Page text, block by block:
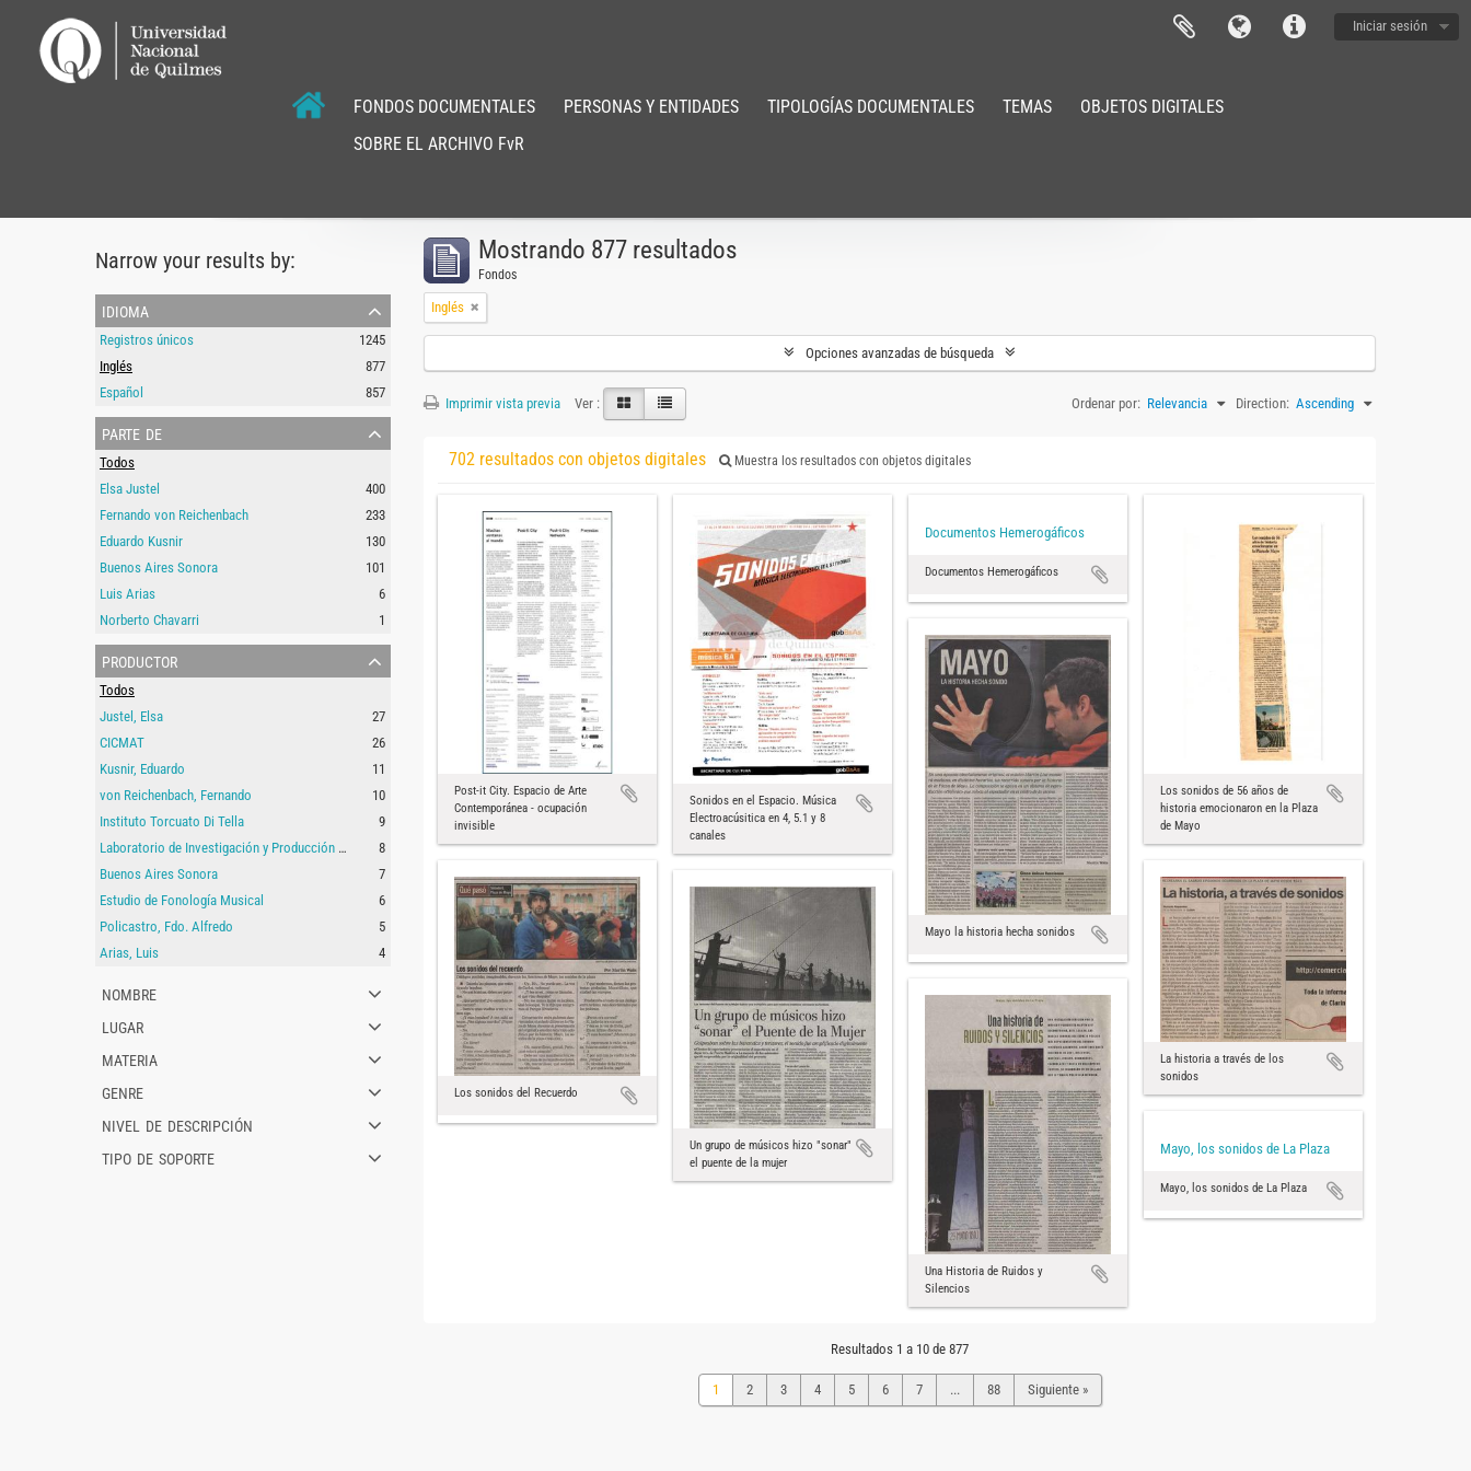
Iniciar sesión
FONDOS DOCUMENTALES PERSONAS Y ENTIDADES TIPOLOGÍAS DOCUMENTALES TEMAS
OBJETOS DIGITALES
SOBRE EL ARCHIVO FvR
Narrow your results by:
idioma
Registros únicos
1245
Inglés
877
Español
857
parte de
Todos
Elsa Justel
400
Fernando von Reichenbach
233
Eduardo Kusnir
130
Buenos Aires Sonora
101
Luis Arias
6
Norberto Chavarri
1
productor
Todos
Justel, Elsa
27
CICMAT
26
Kusnir, Eduardo
11
von Reichenbach, Fernando
10
Instituto Torcuato Di Tella
9
Laboratorio de Investigación y Producción Musical
8
Buenos Aires Sonora
7
Estudio de Fonología Musical
6
Policastro, Fdo. Alfredo
5
Arias, Luis
4
nombre
lugar
materia
genre
nivel de descripción
tipo de soporte
Mostrando 877 resultados
Fondos
Inglés
Opciones avanzadas de búsqueda
Imprimir vista previa Ver : Ordenar por: Relevancia Direction: Ascending
702 resultados con objetos digitales Muestra los resultados con objetos digitales
Post-it City. Espacio de Arte
Contemporánea - ocupación
invisible
Sonidos en el Espacio. Música
Electroacúsitica en 4, 5.1 y 8
canales
Documentos Hemerogáficos
Documentos Hemerogáficos
Los sonidos de 56 años de
historia emocionaron en la Plaza
de Mayo
Mayo la historia hecha sonidos
Los sonidos del Recuerdo
La historia a través de los
sonidos
Un grupo de músicos hizo "sonar"
el puente de la mujer
Una Historia de Ruidos y
Silencios
Mayo, los sonidos de La Plaza
Mayo, los sonidos de La Plaza
Resultados 1 a 10 de 877
1 2 3 4 5 6 7 ... 88 Siguiente »